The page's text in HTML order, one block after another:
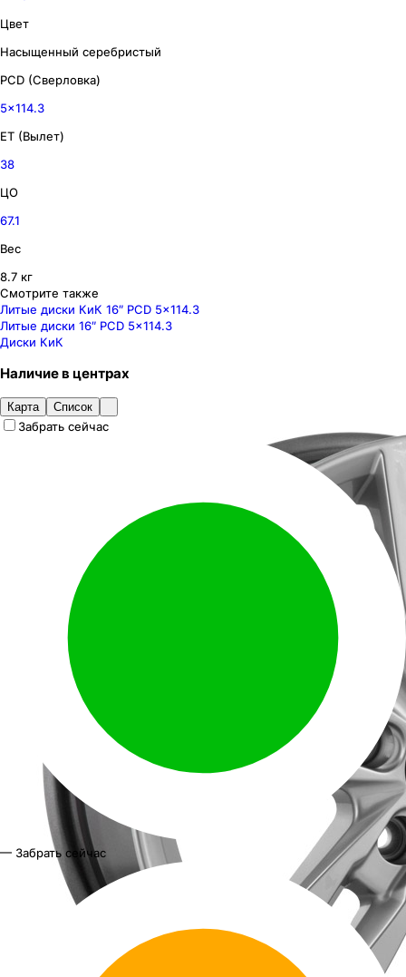
Цвет
Насыщенный серебристый
PCD (Сверловка)
5x114.3
ET (Вылет)
38
ЦО
67.1
Вес
8.7 кг
Смотрите также
Литые диски КиК 16″ PCD 5x114.3
Литые диски 16″ PCD 5x114.3
Диски КиК
Наличиев центрах
Карта Список
Забрать сейчас
— Забрать сейчас